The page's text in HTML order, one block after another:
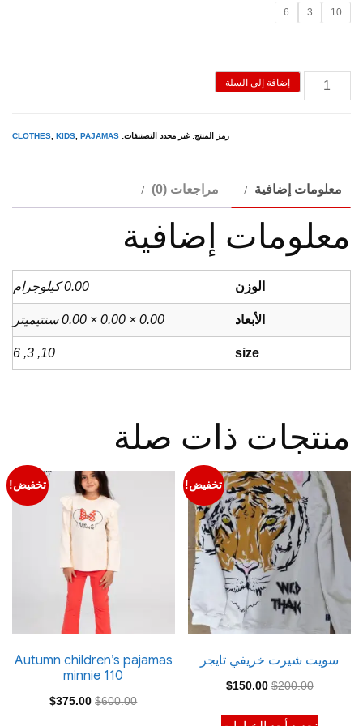
$500.00.
10
3
6
كمية
طقم
بناتي
إضافة إلى السلة
رمز المنتج:غير محدد التصنيفات: CLOTHES KIDS PAJAMAS
معلومات إضافية مراجعات (0)
معلومات إضافية
الوزن 0.00 كيلوجرام
الأبعاد 0.00 × 0.00 × 0.00 سنتيميتر
size
10, 3, 6
منتجات ذات صلة
تخفيض!
سويت شيرت خريفي تايجر
$200.00
السعر
$150.00 السعر
هناك
تخفيض!
Autumn children’s pajamas
minnie 110
$600.00
السعر
$375.00 السعر